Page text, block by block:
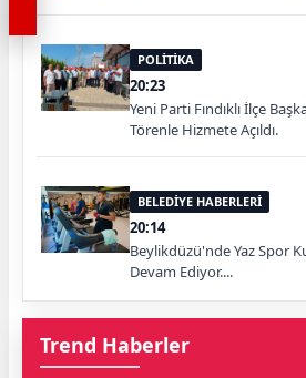
POLİTİKA
20:23
Yeni Parti Fındıklı İlçe
Törenle Hizmete Açıldı.
BELEDİYE HABERLERİ
20:14
Beylikdüzü'nde Yaz Spor
Devam Ediyor....
Trend Haberler